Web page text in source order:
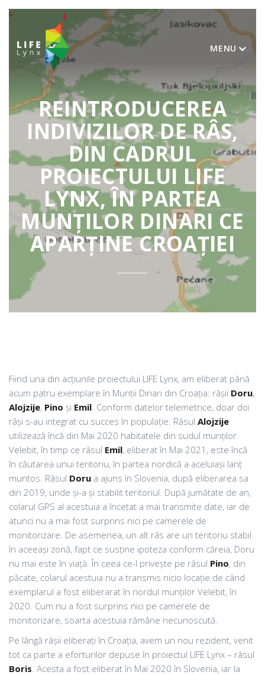
MENU
REINTRODUCEREA
INDIVIZILOR DE RÂS,
DIN CADRUL
PROIECTULUI LIFE
LYNX, ÎN PARTEA
MUNȚILOR DINARI CE
APARȚINE CROAȚIEI
Fiind una din acțiunile proiectului LIFE Lynx, am eliberat până
acum patru exemplare în Munții Dinari din Croația: râșii Doru,
Alojzije, Pino și Emil. Conform datelor telemetrice, doar doi
râși s-au integrat cu succes în populație. Râsul Alojzije
utilizează încă din Mai 2020 habitatele din sudul munților
Velebit, în timp ce râsul Emil, eliberat în Mai 2021, este încă
în căutarea unui teritoriu, în partea nordică a aceluiași lanț
muntos. Râsul Doru a ajuns în Slovenia, după eliberarea sa
din 2019, unde și-a și stabilit teritoriul. După jumătate de an,
colarul GPS al acestuia a încetat a mai transmite date, iar de
atunci nu a mai fost surprins nici pe camerele de
monitorizare. De asemenea, un alt râs are un teritoriu stabil
în aceeași zonă, fapt ce susține ipoteza conform căreia, Doru
nu mai este în viață. În ceea ce-l privește pe râsul Pino, din
păcate, colarul acestuia nu a transmis nicio locație de când
exemplarul a fost eliberarat în nordul munților Velebit, în
2020. Cum nu a fost surprins nici pe camerele de
monitorizare, soarta acestuia rămâne necunoscută.
Pe lângă râșii eliberați în Croația, avem un nou rezident, venit
tot ca parte a eforturilor depuse în proiectul LIFE Lynx – râsul
Boris. Acesta a fost eliberat în Mai 2020 în Slovenia, iar la